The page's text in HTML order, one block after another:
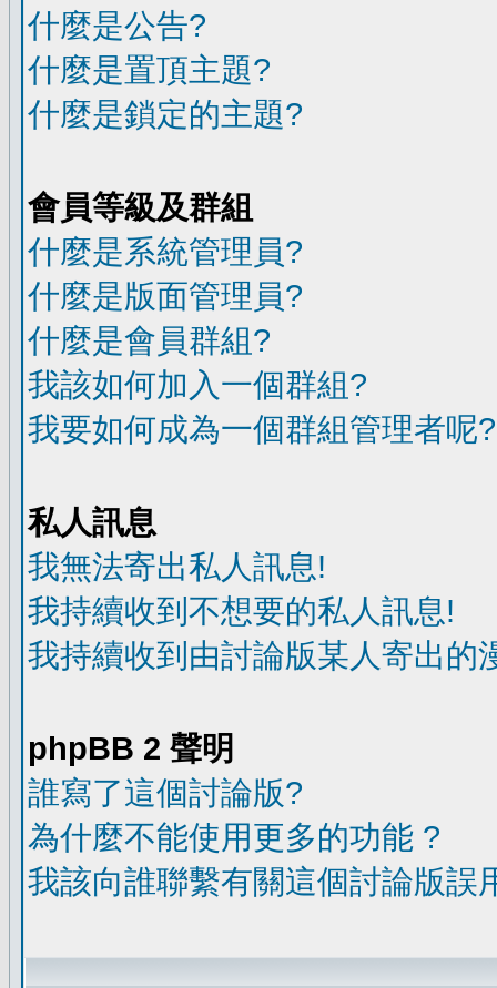
什麼是公告?
什麼是置頂主題?
什麼是鎖定的主題?
會員等級及群組
什麼是系統管理員?
什麼是版面管理員?
什麼是會員群組?
我該如何加入一個群組?
我要如何成為一個群組管理者呢?
私人訊息
我無法寄出私人訊息!
我持續收到不想要的私人訊息!
我持續收到由討論版某人寄出的
phpBB 2 聲明
誰寫了這個討論版?
為什麼不能使用更多的功能 ?
我該向誰聯繫有關這個討論版誤